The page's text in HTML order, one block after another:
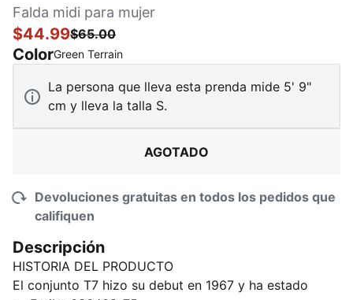
Falda midi para mujer
$44.99$65.00
ColorGreen Terrain:
La persona que lleva esta prenda mide 5' 9"
cm y lleva la talla S.
AGOTADO
Devoluciones gratuitas en todos los pedidos que
califiquen
Descripción
HISTORIA DEL PRODUCTO
El conjunto T7 hizo su debut en 1967 y ha estado